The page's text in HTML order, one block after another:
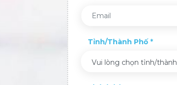
Tỉnh/Thành Phố
Vui lòng chọn tỉnh/thành